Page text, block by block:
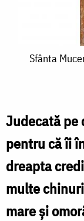
Sfânta
fecioara
‒
drumul
spre
sfințenie
Sfânta
Judecată pe
pentru că îi
dreapta
multe
mare și